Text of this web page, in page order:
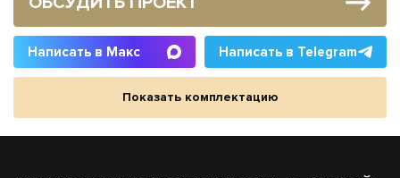
Написать в Макс Написать в Telegram
Показать комплектацию